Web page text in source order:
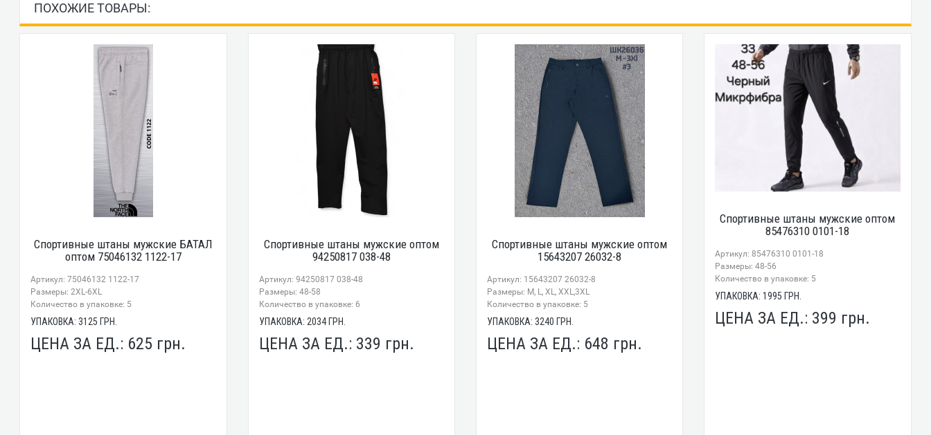
ПОХОЖИЕ ТОВАРЫ:
Спортивные штаны мужские БАТАЛ
оптом 75046132 1122-17
Артикул: 75046132 1122-17
Размеры: 2XL-6XL
Количество в упаковке: 5
УПАКОВКА:3125 ГРН.
ЦЕНА ЗА ЕД.: 625 грн.
Спортивные штаны мужские оптом
94250817 038-48
Артикул: 94250817 038-48
Размеры: 48-58
Количество в упаковке: 6
УПАКОВКА: 2034 ГРН.
ЦЕНА ЗА ЕД.: 339 грн.
Спортивные штаны мужские оптом
15643207 26032-8
Артикул: 15643207 26032-8
Размеры: M, L, XL, XXL,3XL
Количество в упаковке: 5
УПАКОВКА: 3240 ГРН.
ЦЕНА ЗА ЕД.: 648 грн.
Спортивные штаны мужские оптом
85476310 0101-18
Артикул: 85476310 0101-18
Размеры: 48-56
Количество в упаковке: 5
УПАКОВКА:1995ГРН.
ЦЕНА ЗА ЕД.: 399 грн.